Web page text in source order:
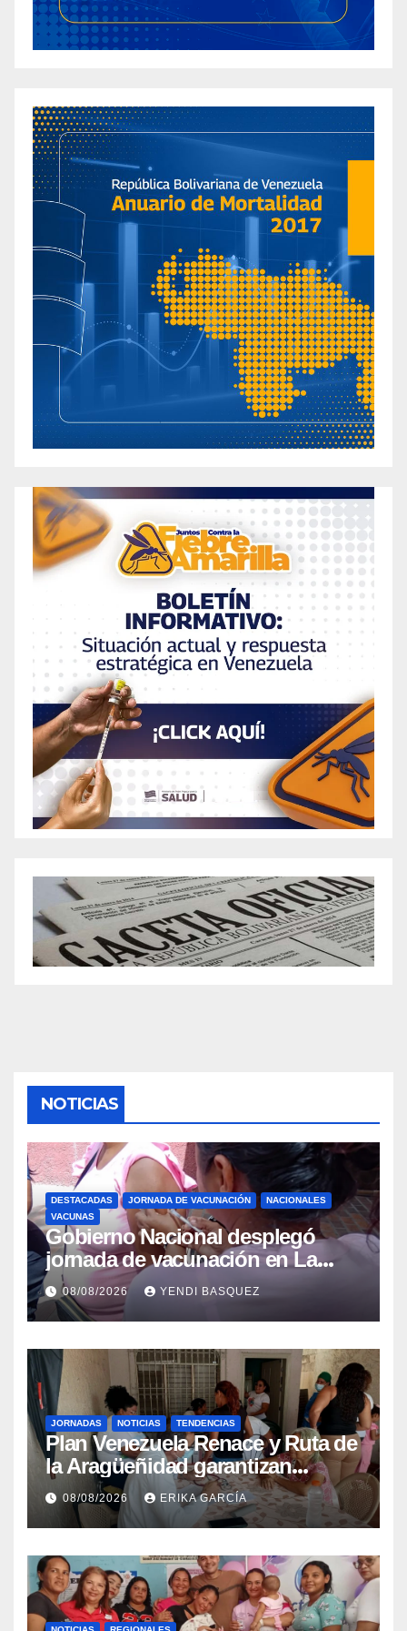
NOTICIAS
DESTACADAS JORNADA DE VACUNACIÓN
NACIONALES
VACUNAS
Gobierno Nacional desplegó
jornada de vacunación en La
Guaira para garantizar protección
epidemiológica
08/08/2026 YENDI BASQUEZ
JORNADAS NOTICIAS TENDENCIAS
Plan Venezuela Renace y Ruta de
la Aragüeñidad garantizan
atención médica integral en
Aragua
08/08/2026 ERIKA GARCÍA